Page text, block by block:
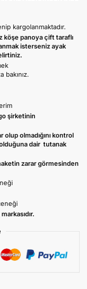
kargolanmaktadır.
köşe panoya çift taraflı
isterseniz ayak
bakınız.
şirketinin
olmadığını kontrol
dair tutanak
zarar görmesinden
markasıdır.